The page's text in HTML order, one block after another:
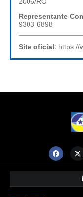
Representante
9303-6898
Site oficial: https://